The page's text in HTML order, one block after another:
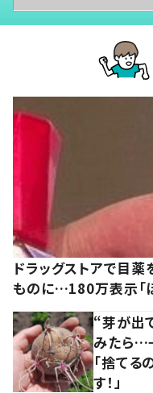
ドラッグストアで目
ものに…180万表示「ほ
“芽が出
みたら
「捨てる
す！」